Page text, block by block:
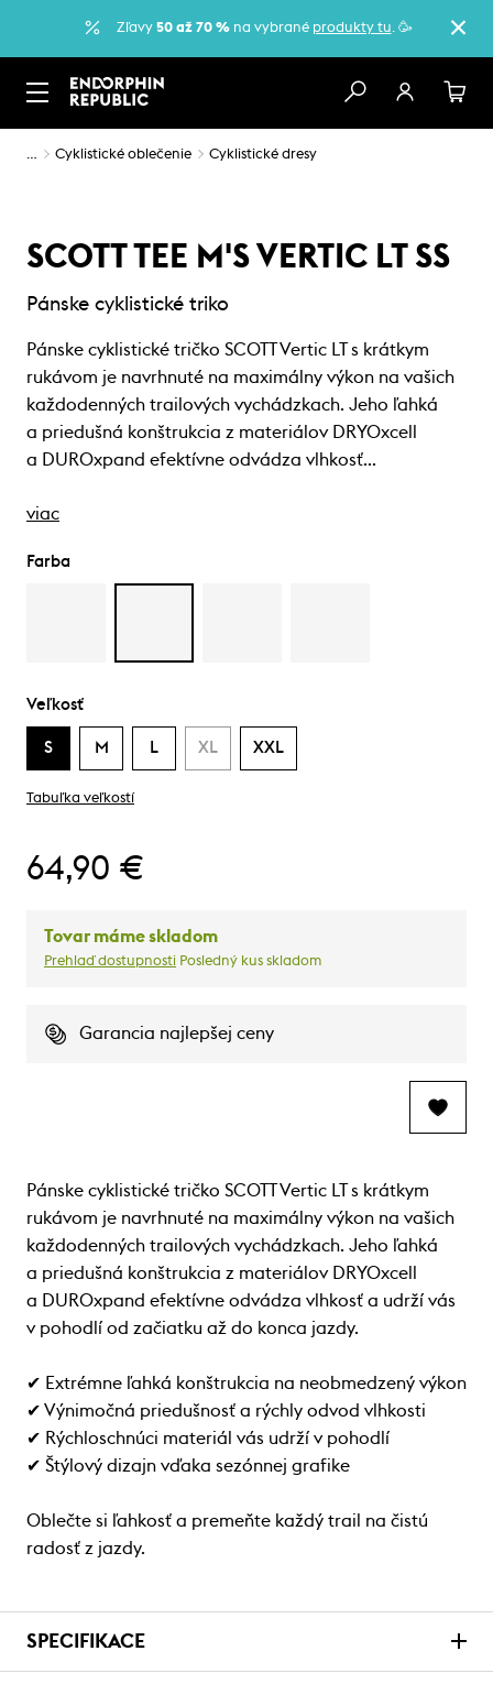
Zľavy 50 až 70 %na vybrané produkty tu. 🥳
… Cyklistické oblečenie Cyklistické dresy
SCOTT TEE M'S VERTIC LT SS
Pánske cyklistické triko
Pánske cyklistické tričko SCOTT Vertic LT s krátkym
rukávom je navrhnuté na maximálny výkon na vašich
každodenných trailových vychádzkach. Jeho ľahká
a priedušná konštrukcia z materiálov DRYOxcell
a DUROxpand efektívne odvádza vlhkosť…
viac
Farba
Veľkosť
S M L XL XXL
Tabuľka veľkostí
64,90 €
Tovar máme skladom
Prehlaď dostupnosti Posledný kus skladom
Garancia najlepšej ceny
Pánske cyklistické tričko SCOTT Vertic LT s krátkym
rukávom je navrhnuté na maximálny výkon na vašich
každodenných trailových vychádzkach. Jeho ľahká
a priedušná konštrukcia z materiálov DRYOxcell
a DUROxpand efektívne odvádza vlhkosť a udrží vás
v pohodlí od začiatku až do konca jazdy.
✔ Extrémne ľahká konštrukcia na neobmedzený výkon
✔ Výnimočná priedušnosť a rýchly odvod vlhkosti
✔ Rýchloschnúci materiál vás udrží v pohodlí
✔ Štýlový dizajn vďaka sezónnej grafike
Oblečte si ľahkosť a premeňte každý trail na čistú
radosť z jazdy.
SPECIFIKACE